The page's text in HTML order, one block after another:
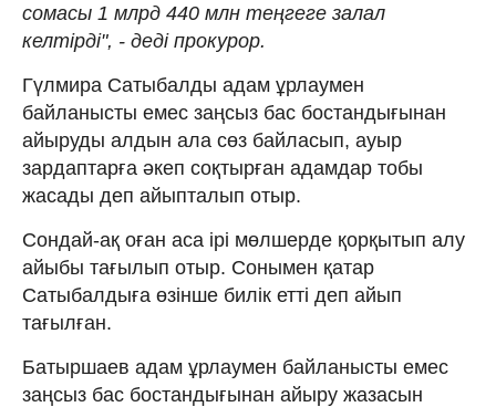
сомасы 1 млрд 440 млн теңгеге залал
келтірді", - деді прокурор.
Гүлмира Сатыбалды адам ұрлаумен
байланысты емес заңсыз бас бостандығынан
айыруды алдын ала сөз байласып, ауыр
зардаптарға әкеп соқтырған адамдар тобы
жасады деп айыпталып отыр.
Сондай-ақ оған аса ірі мөлшерде қорқытып алу
айыбы тағылып отыр. Сонымен қатар
Сатыбалдыға өзінше билік етті деп айып
тағылған.
Батыршаев адам ұрлаумен байланысты емес
заңсыз бас бостандығынан айыру жазасын